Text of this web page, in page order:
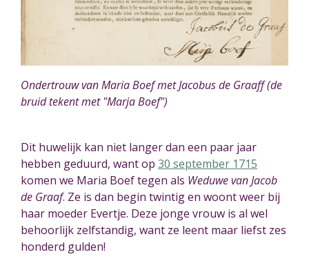
Ondertrouw van Maria Boef met Jacobus de Graaff (de
bruid tekent met "Marja Boef")
Dit huwelijk kan niet langer dan een paar jaar
hebben geduurd, want op 30 september 1715
komen we Maria Boef tegen als Weduwe van Jacob
de Graaf. Ze is dan begin twintig en woont weer bij
haar moeder Evertje. Deze jonge vrouw is al wel
behoorlijk zelfstandig, want ze leent maar liefst zes
honderd gulden!